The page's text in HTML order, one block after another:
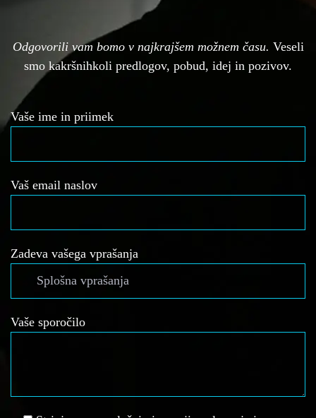
Odgovorili vam bomo v najkrajšem možnem času. Veseli
smo kakršnihkoli predlogov, pobud, idej in pozivov.
Vaše ime in priimek
Vaš email naslov
Zadeva vašega vprašanja
Vaše sporočilo